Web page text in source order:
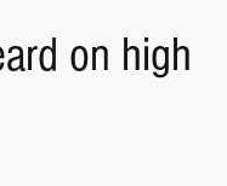
on high